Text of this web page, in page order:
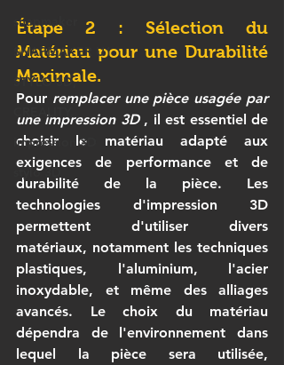
snapmaker
SNAPMAKER U1
STYLO 3D,
CREALITY,
impression 3D
stylo 3D
Étape 2 : Sélection du
Matériau pour une Durabilité
Maximale.
Pour remplacer une pièce usagée par
une impression 3D , il est essentiel de
choisir le matériau adapté aux
exigences de performance et de
durabilité de la pièce. Les
technologies d'impression 3D
permettent d'utiliser divers
matériaux, notamment les techniques
plastiques, l'aluminium, l'acier
inoxydable, et même des alliages
avancés. Le choix du matériau
dépendra de l'environnement dans
lequel la pièce sera utilisée,